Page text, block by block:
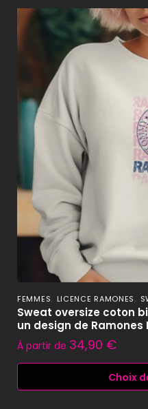
FEMMES, LICENCE RAMONES,
Sweat oversize coton
un design de Ramones
À partir de 34,90 €
Choix